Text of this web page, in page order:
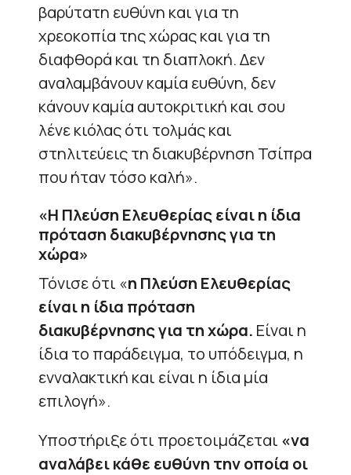
βαρύτατη ευθύνη και για τη
χρεοκοπία της χώρας και για τη
διαφθορά και τη διαπλοκή. Δεν
αναλαμβάνουν καμία ευθύνη, δεν
κάνουν καμία αυτοκριτική και σου
λένε κιόλας ότι τολμάς και
στηλιτεύεις τη διακυβέρνηση Τσίπρα
που ήταν τόσο καλή».
«Η Πλεύση Ελευθερίας είναι η ίδια
πρόταση διακυβέρνησης για τη
χώρα»
Τόνισε ότι «η Πλεύση Ελευθερίας
είναι η ίδια πρόταση
διακυβέρνησης για τη χώρα. Είναι η
ίδια το παράδειγμα, το υπόδειγμα, η
ενναλακτική και είναι η ίδια μία
επιλογή».
Υποστήριξε ότι προετοιμάζεται «να
αναλάβει κάθε ευθύνη την οποία οι